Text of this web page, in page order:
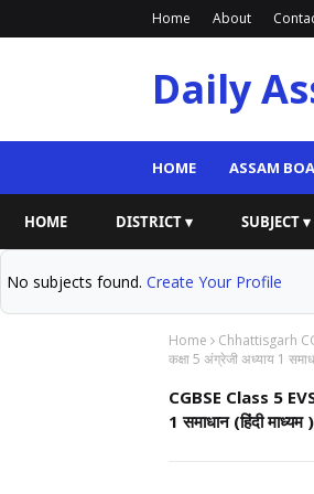
Home About
Daily
HOME ASSAM
HOME DISTRICT ▾ SUBJECT ▾
No subjects found. Create Your Profile
Home Chhattisgarh
कक्षा 5 अंग्रेजी अध्याय 1
CGBSE Class 5
1 समाधान (हिंदी